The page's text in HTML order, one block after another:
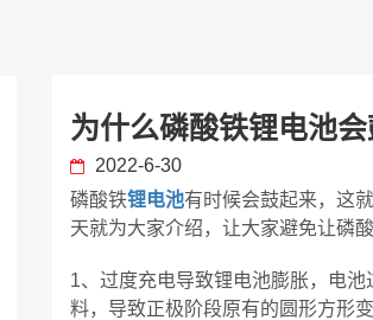
为什么磷酸铁锂电池会
2022-6-30
磷酸铁锂电池有时候会鼓起来，这
天就为大家介绍，让大家避免让磷
1、过度充电导致锂电池膨胀，电
料，导致正极阶段原有的圆形方形